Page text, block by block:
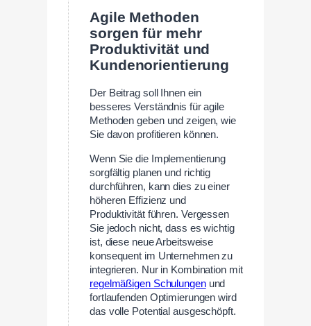
Agile Methoden
sorgen für mehr
Produktivität und
Kundenorientierung
Der Beitrag soll Ihnen ein
besseres Verständnis für agile
Methoden geben und zeigen, wie
Sie davon profitieren können.
Wenn Sie die Implementierung
sorgfältig planen und richtig
durchführen, kann dies zu einer
höheren Effizienz und
Produktivität führen. Vergessen
Sie jedoch nicht, dass es wichtig
ist, diese neue Arbeitsweise
konsequent im Unternehmen zu
integrieren. Nur in Kombination mit
regelmäßigen Schulungenund
fortlaufenden Optimierungen wird
das volle Potential ausgeschöpft.